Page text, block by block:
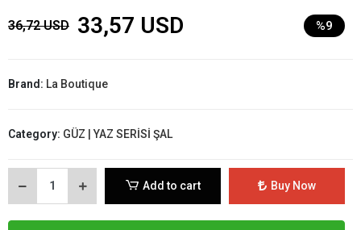
36,72 USD 33,57 USD %9
Brand: La Boutique
Category: GÜZ | YAZ SERİSİ ŞAL
Add to cart Buy Now